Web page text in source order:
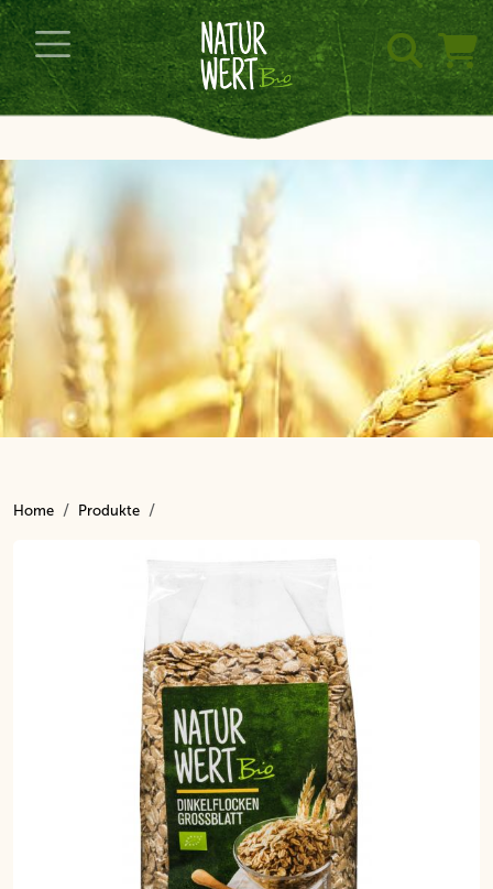
Inhalt
Home Produkte